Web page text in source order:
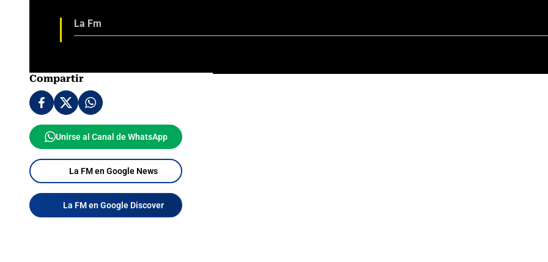
La Fm
Compartir
Unirse al Canal de WhatsApp
La FM en Google News
La FM en Google Discover